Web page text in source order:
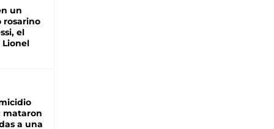
un
rosarino
el
Lionel
mataron
a una